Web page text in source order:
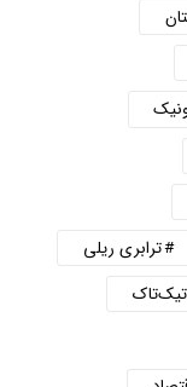
ترابری ریلی
تیک‌تاک